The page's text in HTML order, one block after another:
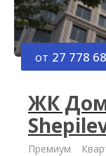
от 27 778
ЖК Дом
Премиум